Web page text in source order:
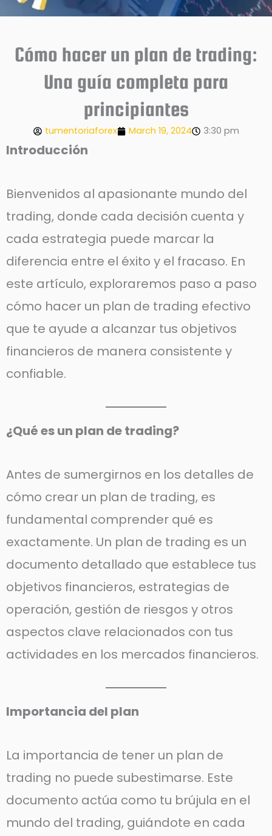
Cómo hacer un plan de trading:
Una guía completa para
principiantes
tumentoriaforex March 19, 2024 3:30 pm
Introducción
Bienvenidos al apasionante mundo del
trading, donde cada decisión cuenta y
cada estrategia puede marcar la
diferencia entre el éxito y el fracaso. En
este artículo, exploraremos paso a paso
cómo hacer un plan de trading efectivo
que te ayude a alcanzar tus objetivos
financieros de manera consistente y
confiable.
¿Qué es un plan de trading?
Antes de sumergirnos en los detalles de
cómo crear un plan de trading, es
fundamental comprender qué es
exactamente. Un plan de trading es un
documento detallado que establece tus
objetivos financieros, estrategias de
operación, gestión de riesgos y otros
aspectos clave relacionados con tus
actividades en los mercados financieros.
Importancia del plan
La importancia de tener un plan de
trading no puede subestimarse. Este
documento actúa como tu brújula en el
mundo del trading, guiándote en cada